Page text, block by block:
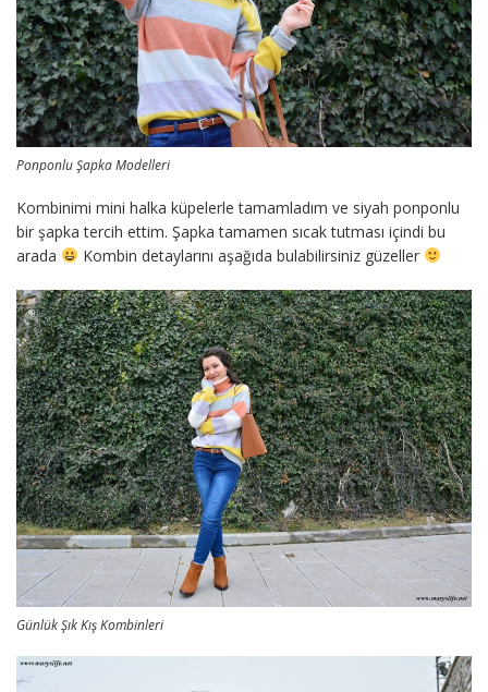
Ponponlu Şapka Modelleri
Kombinimi mini halka küpelerle tamamladım ve siyah ponponlu
bir şapka tercih ettim. Şapka tamamen sıcak tutması içindi bu
arada
Kombin detaylarını aşağıda bulabilirsiniz güzeller
Günlük Şık Kış Kombinleri